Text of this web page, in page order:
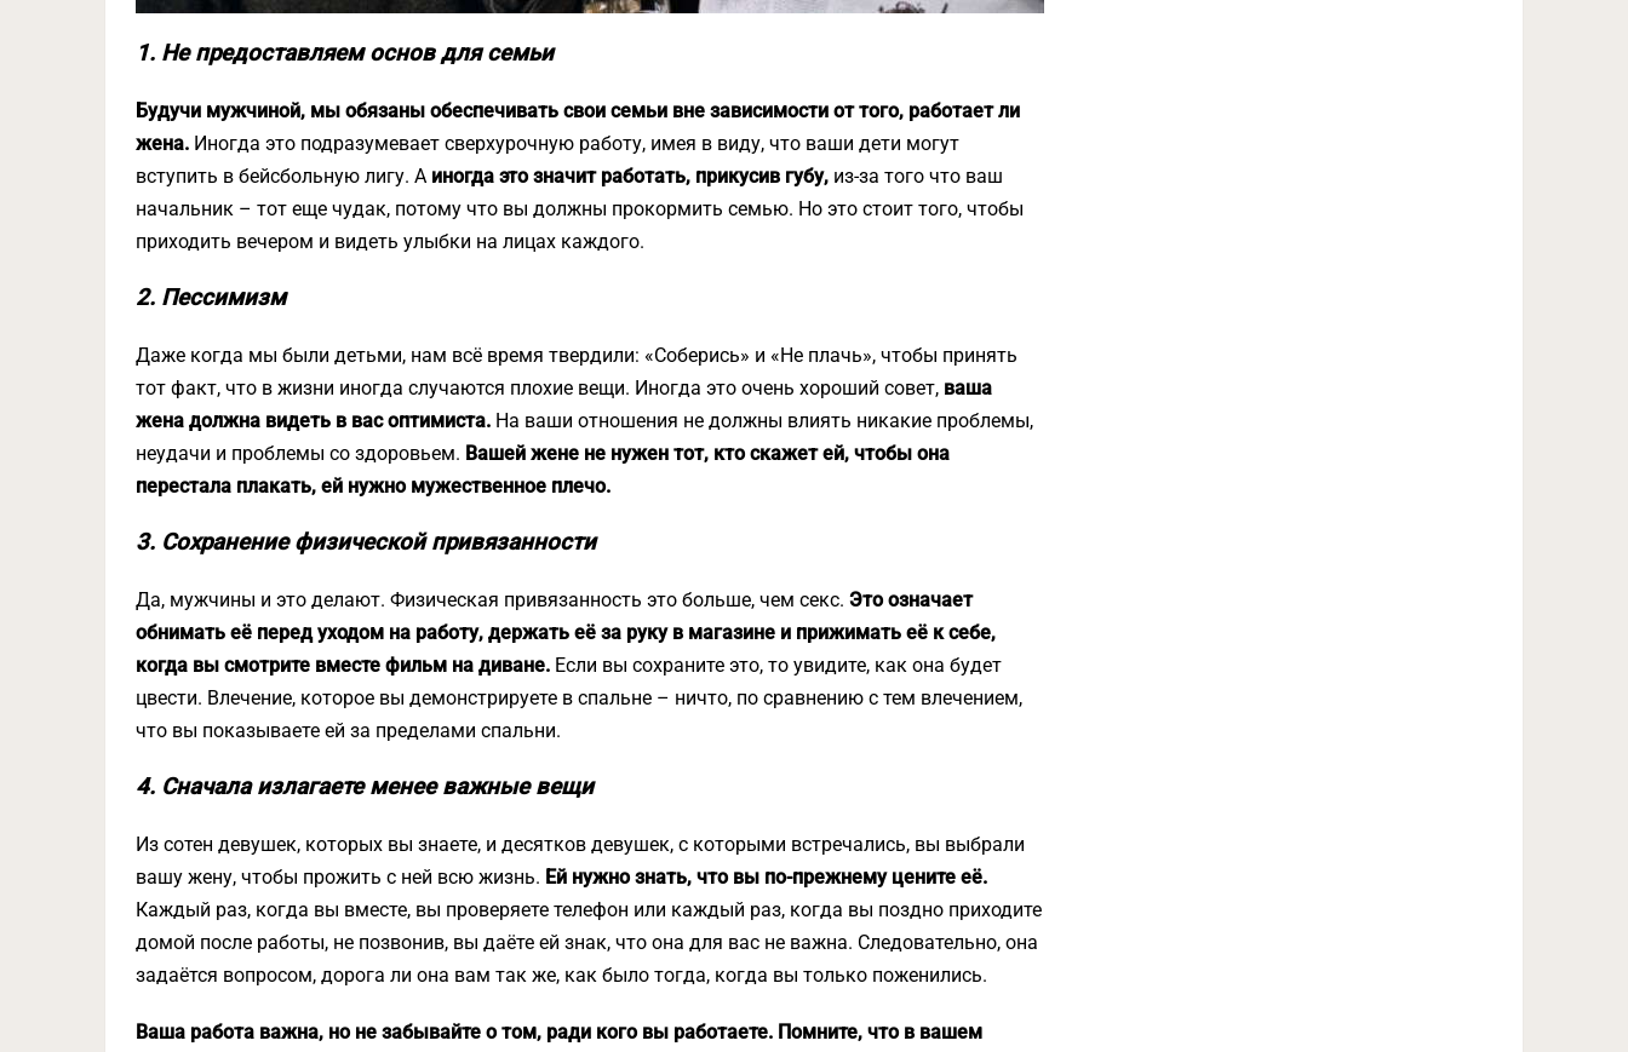
1. Не предоставляем основ для семьи
Будучи мужчиной, мы обязаны обеспечивать свои семьи вне зависимости от того, работает ли
жена. Иногда это подразумевает сверхурочную работу, имея в виду, что ваши дети могут
вступить в бейсбольную лигу. А иногда это значит работать, прикусив губу, из-за того что ваш
начальник – тот еще чудак, потому что вы должны прокормить семью. Но это стоит того, чтобы
приходить вечером и видеть улыбки на лицах каждого.
2. Пессимизм
Даже когда мы были детьми, нам всё время твердили: «Соберись» и «Не плачь», чтобы принять
тот факт, что в жизни иногда случаются плохие вещи. Иногда это очень хороший совет, ваша
жена должна видеть в вас оптимиста. На ваши отношения не должны влиять никакие проблемы,
неудачи и проблемы со здоровьем. Вашей жене не нужен тот, кто скажет ей, чтобы она
перестала плакать, ей нужно мужественное плечо.
3. Сохранение физической привязанности
Да, мужчины и это делают. Физическая привязанность это больше, чем секс. Это означает
обнимать её перед уходом на работу, держать её за руку в магазине и прижимать её к себе,
когда вы смотрите вместе фильм на диване. Если вы сохраните это, то увидите, как она будет
цвести. Влечение, которое вы демонстрируете в спальне – ничто, по сравнению с тем влечением,
что вы показываете ей за пределами спальни.
4. Сначала излагаете менее важные вещи
Из сотен девушек, которых вы знаете, и десятков девушек, с которыми встречались, вы выбрали
вашу жену, чтобы прожить с ней всю жизнь. Ей нужно знать, что вы по-прежнему цените её.
Каждый раз, когда вы вместе, вы проверяете телефон или каждый раз, когда вы поздно приходите
домой после работы, не позвонив, вы даёте ей знак, что она для вас не важна. Следовательно, она
задаётся вопросом, дорога ли она вам так же, как было тогда, когда вы только поженились.
Ваша работа важна, но не забывайте о том, ради кого вы работаете. Помните, что в вашем